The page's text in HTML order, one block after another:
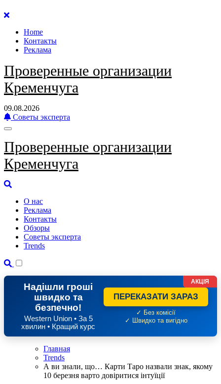
Перейти
содержанию
Home
Контакты
Реклама
Проверенные организации
Кременчуга
09.08.2026
Советы эксперта
Проверенные организации
Кременчуга
О нас
Реклама
Контакты
Обзоры
Советы эксперта
Trends
Надішли гроші
швидко та
безпечно!
Western Union • За 5
хвилин • Кращий курс
ПЕРЕКАЗАТИ ЗАРАЗ
✓ Без комісії
✓ Швидко та вигідно
АКЦІЯ
Главная
Trends
А ви знали, що… Карти Таро назвали знак, якому
10 березня варто довіритися інтуїції